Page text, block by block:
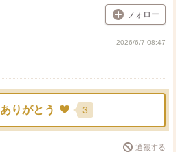
フォロー
2026/6/7 08:47
ありがとう 3
通報する